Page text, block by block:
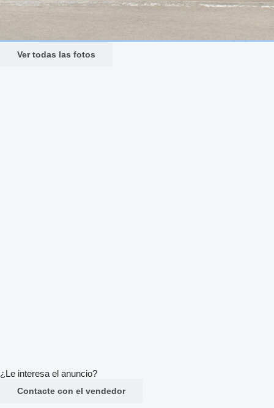
Ver todas las fotos
¿Le interesa el anuncio?
Contacte con el vendedor